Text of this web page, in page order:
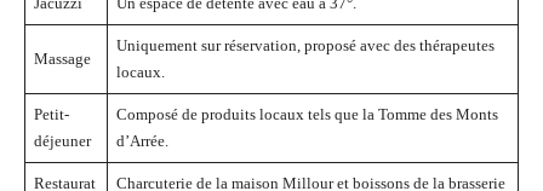
Massage
Uniquement sur réservation, proposé avec des thérapeutes
locaux.
Petit-
déjeuner
Composé de produits locaux tels que la Tomme des Monts
d’Arrée.
Restaurat
Charcuterie de la maison Millour et boissons de la brasserie